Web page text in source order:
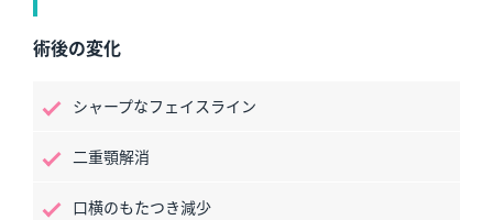
術後の変化
シャープなフェイスライン
二重顎解消
口横のもたつき減少